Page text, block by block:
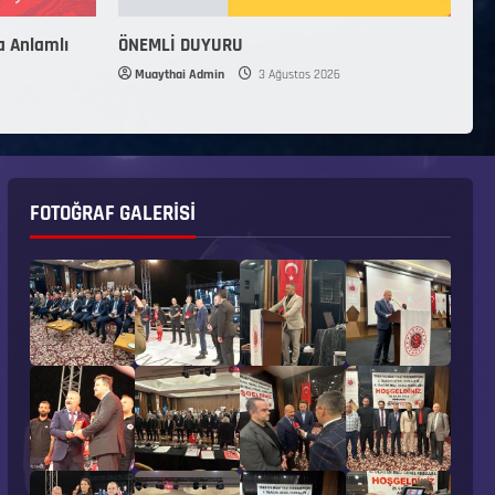
Anlamlı ÖNEMLİ DUYURU
Muaythai Admin 3 Ağustos 2026
FOTOĞRAF GALERISI